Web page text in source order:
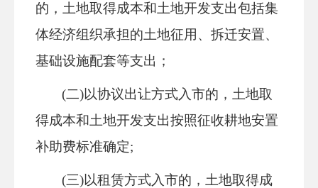
的，土地取得成本和土地开发支出包括集
体经济组织承担的土地征用、拆迁安置、
基础设施配套等支出；
(二)以协议出让方式入市的，土地取
得成本和土地开发支出按照征收耕地安置
补助费标准确定;
(三)以租赁方式入市的，土地取得成